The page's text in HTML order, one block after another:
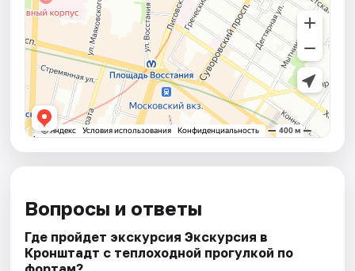
Вопросы и ответы
Где пройдет экскурсия Экскурсия в
Кронштадт с теплоходной прогулкой по